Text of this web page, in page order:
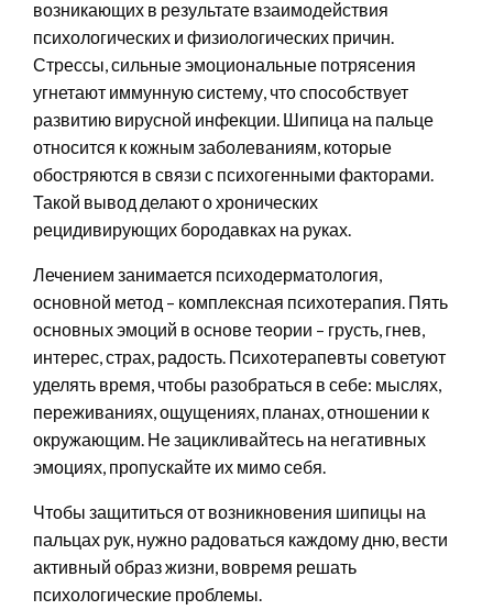
возникающих в результате взаимодействия
психологических и физиологических причин.
Стрессы, сильные эмоциональные потрясения
угнетают иммунную систему, что способствует
развитию вирусной инфекции. Шипица на пальце
относится к кожным заболеваниям, которые
обостряются в связи с психогенными факторами.
Такой вывод делают о хронических
рецидивирующих бородавках на руках.
Лечением занимается психодерматология,
основной метод – комплексная психотерапия. Пять
основных эмоций в основе теории – грусть, гнев,
интерес, страх, радость. Психотерапевты советуют
уделять время, чтобы разобраться в себе: мыслях,
переживаниях, ощущениях, планах, отношении к
окружающим. Не зацикливайтесь на негативных
эмоциях, пропускайте их мимо себя.
Чтобы защититься от возникновения шипицы на
пальцах рук, нужно радоваться каждому дню, вести
активный образ жизни, вовремя решать
психологические проблемы.